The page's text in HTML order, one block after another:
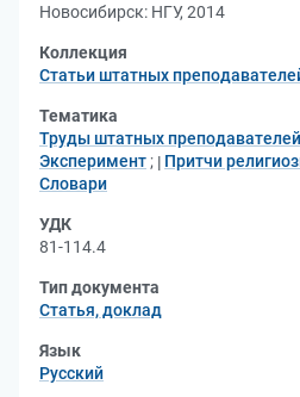
Новосибирск: НГУ, 2014
Коллекция
Статьи штатных
Тематика
Труды штатных
Эксперимент ; Притчи
Словари
УДК
81-114.4
Тип документа
Статья, доклад
Язык
Русский